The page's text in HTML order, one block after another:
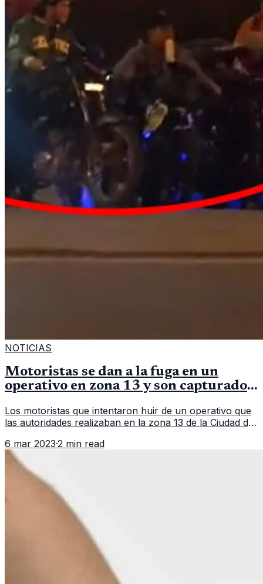
NOTICIAS
Motoristas se dan a la fuga en un
operativo en zona 13 y son capturados
Los motoristas que intentaron huir de un operativo que
las autoridades realizaban en la zona 13 de la Ciudad de
película, un grupo d
6 mar 2023·2 min read